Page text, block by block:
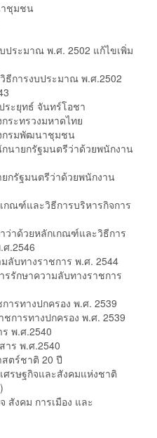
าชุมชน
ระมาณ พ.ศ. 2502 แก้ไขเพิ่ม
การงบประมาณ พ.ศ.2502
ระยุทธ์ จันทร์โอชา
ระทรวงมหาดไทย
กรมพัฒนาชุมชน
นายกรัฐมนตรีว่าด้วยพนักงาน
กรัฐมนตรีว่าด้วยพนักงาน
กณฑ์และวิธีการบริหารกิจการ
ว่าด้วยหลักเกณฑ์และวิธีการ
.2546
ลับทางราชการ พ.ศ. 2544
รรักษาความลับทางราชการ
รทางปกครอง พ.ศ. 2539
การทางปกครอง พ.ศ. 2539
พ.ศ.2540
ร พ.ศ.2540
ตร์ชาติ 20 ปี
รษฐกิจและสังคมแห่งชาติ
สังคม การเมือง และ